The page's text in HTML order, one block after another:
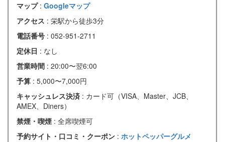
マップ : Googleマップ
アクセス : 栄駅から徒歩3分
電話番号 : 052-951-2711
定休日 : なし
営業時間 : 20:00〜翌6:00
予算 : 5,000〜7,000円
キャッシュレス決済 : カード可（VISA、Master、JCB、
AMEX、Diners）
禁煙・喫煙 : 全席喫煙可
予約サイト・口コミ・クーポン : ホットペッパーグルメ